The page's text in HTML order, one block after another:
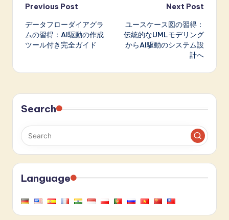
Post
navigation
Previous Post
データフローダイアグラ
ムの習得：AI駆動の作成
ツール付き完全ガイド
Next Post
ユースケース図の習得：
伝統的なUMLモデリング
からAI駆動のシステム設
計へ
Search
Language